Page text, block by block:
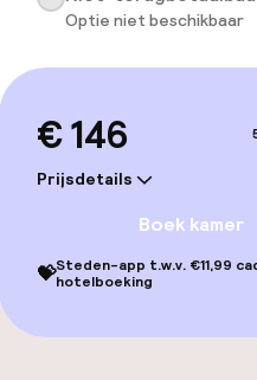
Parasols
Entertainment
Gratis wifi
Optie niet beschikbaar
€ 146
Prijsdetails
Boek kamer
💝Steden-app t.w.v. €11,99
hotelboeking